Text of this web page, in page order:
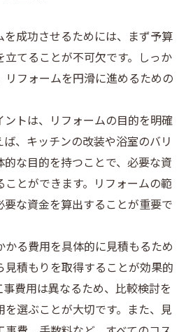
成功させるためには、まず予算
立てることが不可欠です。しっか
リフォームを円滑に進めるための
ントは、リフォームの目的を明確
、キッチンの改装や浴室のバリ
な目的を持つことで、必要な資
とができます。リフォームの範
な資金を算出することが重要で
る費用を具体的に見積もるため
見積もりを取得することが効果的
費用は異なるため、比較検討を
選ぶことが大切です。また、見